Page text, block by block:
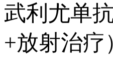
武利尤单
+放射治疗